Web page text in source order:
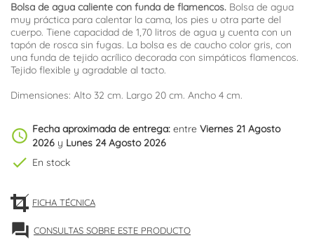
Bolsa de agua caliente con funda de flamencos. Bolsa de agua
muy práctica para calentar la cama, los pies u otra parte del
cuerpo. Tiene capacidad de 1,70 litros de agua y cuenta con un
tapón de rosca sin fugas. La bolsa es de caucho color gris, con
una funda de tejido acrílico decorada con simpáticos flamencos.
Tejido flexible y agradable al tacto.
Dimensiones: Alto 32 cm. Largo 20 cm. Ancho 4 cm.
schedule Fecha aproximada de entrega: entre Viernes 21 Agosto
2026 y Lunes 24 Agosto 2026
check En stock
FICHA TÉCNICA
forum CONSULTAS SOBRE ESTE PRODUCTO